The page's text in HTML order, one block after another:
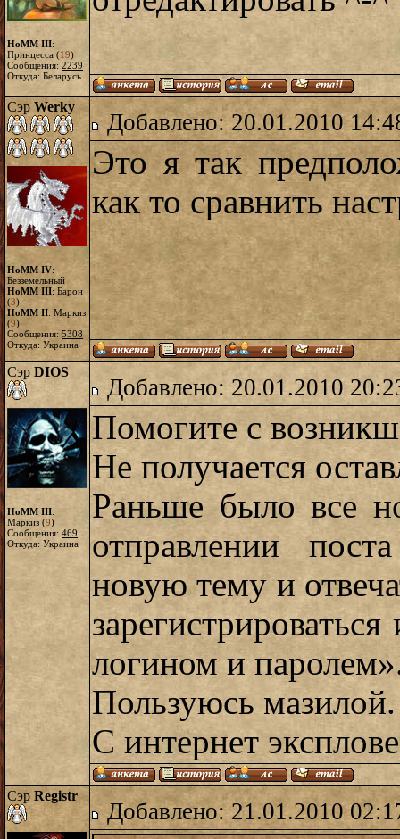
HoMM III:
Принцесса (19)
Сообщения: 2239
Откуда: Беларусь
Сэр Werky
HoMM IV:
Безземельный
HoMM III: Барон
(3)
HoMM II: Маркиз
(9)
Сообщения: 5308
Откуда: Украина
Добавлено: 20.01.2010
Это я так
как то сравнить
Сэр DIOS
HoMM III:
Маркиз (9)
Сообщения: 469
Откуда: Украина
Добавлено: 20.01.2010
Помогите с
Не получается
Раньше было все
отправлении
новую тему и
логином и
Пользуюсь мазилой.
С интернет
Сэр Registr
Добавлено: 21.01.2010